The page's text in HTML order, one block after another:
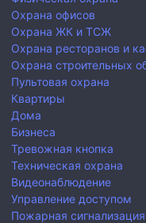
Охрана офисов
Охрана ЖК и ТСЖ
Охрана ресторанов и
Охрана строительных
Пультовая охрана
Квартиры
Дома
Бизнеса
Тревожная кнопка
Техническая охрана
Видеонаблюдение
Управление доступом
Пожарная сигнализация